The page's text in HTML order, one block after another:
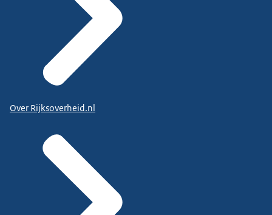
Over Rijksoverheid.nl